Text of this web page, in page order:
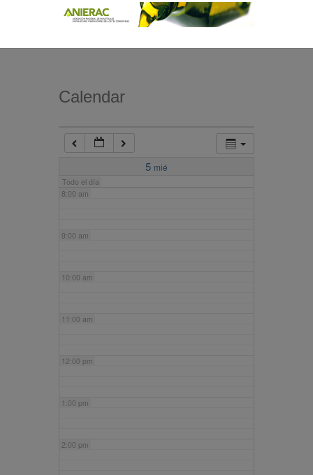
Calendar
5 mié
Todo el día
7:00 am
8:00 am
9:00 am
10:00 am
11:00 am
12:00 pm
1:00 pm
2:00 pm